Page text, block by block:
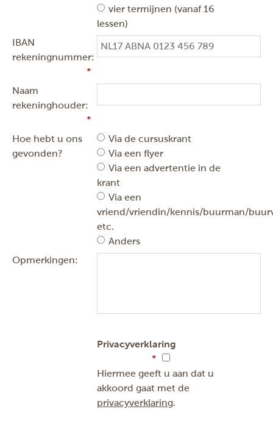
vier termijnen (vanaf 16
lessen)
IBAN
rekeningnummer:
Naam
rekeninghouder:
Hoe hebt u ons
gevonden?
Via de cursuskrant
Via een flyer
Via een advertentie in de
krant
Via een
vriend/vriendin/kennis/buurman/
etc.
Anders
Opmerkingen:
Privacyverklaring
Hiermee geeft u aan dat u
akkoord gaat met de
privacyverklaring.